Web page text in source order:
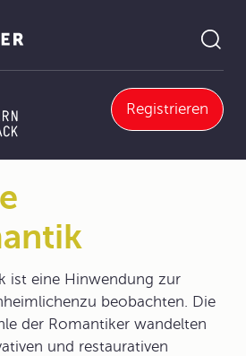
Registrieren
5.2.5 Literatur des 19. Jahrhunderts Deutsche Spätromantik
ist eine Hinwendung zur
beobachten. Die
der Romantiker wandelten
und restaurativen